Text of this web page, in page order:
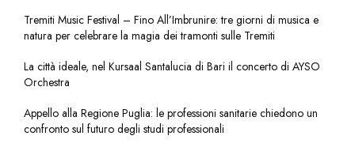
Tremiti Music Festival – Fino All’Imbrunire: tre giorni di musica e
natura per celebrare la magia dei tramonti sulle Tremiti
La città ideale, nel Kursaal Santalucia di Bari il concerto di AYSO
Orchestra
Appello alla Regione Puglia: le professioni sanitarie chiedono un
confronto sul futuro degli studi professionali